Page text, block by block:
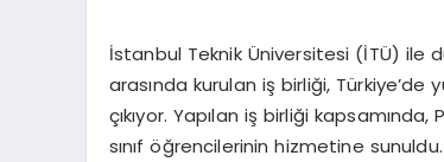
İstanbul Teknik Üniversitesi (İTÜ) ile
arasında kurulan iş birliği,
çıkıyor. Yapılan iş birliği
sınıf öğrencilerinin hizmetine